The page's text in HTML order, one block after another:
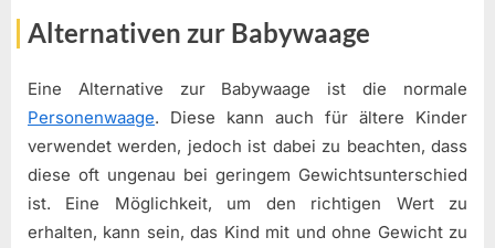
Alternativen zur Babywaage
Eine Alternative zur Babywaage ist die normale
Personenwaage. Diese kann auch für ältere Kinder
verwendet werden, jedoch ist dabei zu beachten, dass
diese oft ungenau bei geringem Gewichtsunterschied
ist. Eine Möglichkeit, um den richtigen Wert zu
erhalten, kann sein, das Kind mit und ohne Gewicht zu